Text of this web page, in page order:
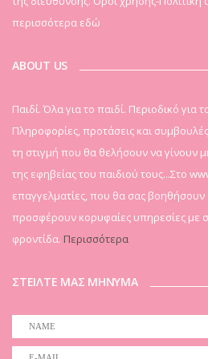
περισσότερα εδώ
ABOUT US
Παιδί. Όλα για το παιδί. Περιοδικό για
Πληροφορίες, προτάσεις και
τη στιγμή που θα θελήσουν να γίνουν
της εφηβείας του παιδιού τους...Στο
επαγγελματίες, που θα σας
προσφέρουν κορυφαίες υπηρεσίες με
φροντίδα. Περισσότερα
ΣΤΕΙΛΤΕ ΜΑΣ ΜΗΝΥΜΑ